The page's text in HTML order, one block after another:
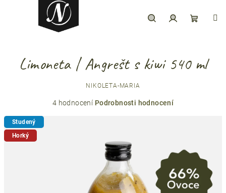
košík
Limoneta | Angrešt s kiwi 540 ml
NIKOLETA-MARIA
Průměrné
4 hodnocení Podrobnosti hodnocení
Studený
Horký